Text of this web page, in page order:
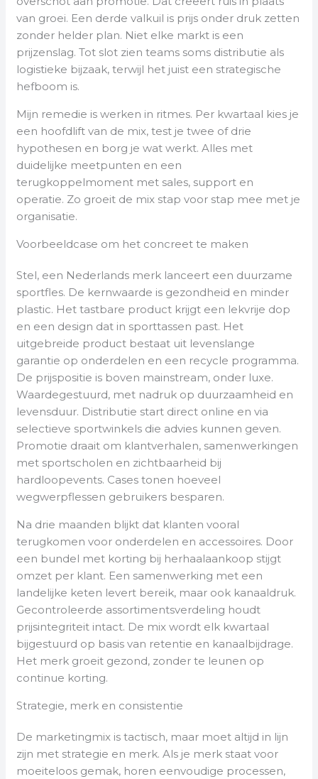
van groei. Een derde valkuil is prijs onder druk zetten
zonder helder plan. Niet elke markt is een
prijzenslag. Tot slot zien teams soms distributie als
logistieke bijzaak, terwijl het juist een strategische
hefboom is.
Mijn remedie is werken in ritmes. Per kwartaal kies je
een hoofdlift van de mix, test je twee of drie
hypothesen en borg je wat werkt. Alles met
duidelijke meetpunten en een
terugkoppelmoment met sales, support en
operatie. Zo groeit de mix stap voor stap mee met je
organisatie.
Voorbeeldcase om het concreet te maken
Stel, een Nederlands merk lanceert een duurzame
sportfles. De kernwaarde is gezondheid en minder
plastic. Het tastbare product krijgt een lekvrije dop
en een design dat in sporttassen past. Het
uitgebreide product bestaat uit levenslange
garantie op onderdelen en een recycle programma.
De prijspositie is boven mainstream, onder luxe.
Waardegestuurd, met nadruk op duurzaamheid en
levensduur. Distributie start direct online en via
selectieve sportwinkels die advies kunnen geven.
Promotie draait om klantverhalen, samenwerkingen
met sportscholen en zichtbaarheid bij
hardloopevents. Cases tonen hoeveel
wegwerpflessen gebruikers besparen.
Na drie maanden blijkt dat klanten vooral
terugkomen voor onderdelen en accessoires. Door
een bundel met korting bij herhaalaankoop stijgt
omzet per klant. Een samenwerking met een
landelijke keten levert bereik, maar ook kanaaldruk.
Gecontroleerde assortimentsverdeling houdt
prijsintegriteit intact. De mix wordt elk kwartaal
bijgestuurd op basis van retentie en kanaalbijdrage.
Het merk groeit gezond, zonder te leunen op
continue korting.
Strategie, merk en consistentie
De marketingmix is tactisch, maar moet altijd in lijn
zijn met strategie en merk. Als je merk staat voor
moeiteloos gemak, horen eenvoudige processen,